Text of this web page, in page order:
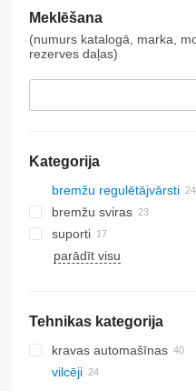
Meklēšana
(numurs katalogā, marka,
rezerves daļas)
Kategorija
bremžu regulētājvārsti
bremžu sviras
suporti
parādīt visu
Tehnikas kategorija
kravas automašīnas
vilcēji